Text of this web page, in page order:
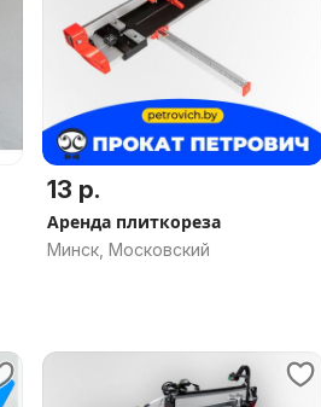
13 р.
Аренда плиткореза
Минск, Московский